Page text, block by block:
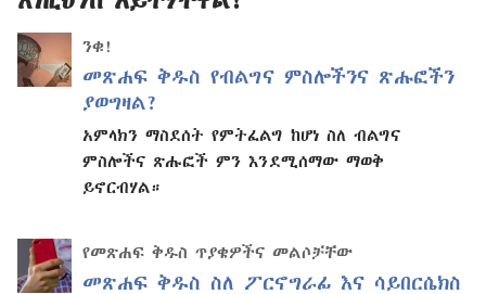
ንቁ!
መጽሐፍ ቅዱስ የብልግና ምስሎችንና ጽሑፎችን
ያወግዛል?
አምላክን ማስደሰት የምትፈልግ ከሆነ ስለ ብልግና
ምስሎችና ጽሑፎች ምን እንደሚሰማው ማወቅ
ይኖርብሃል።
የመጽሐፍ ቅዱስ ጥያቄዎችና መልሶቻቸው
መጽሐፍ ቅዱስ ስለ ፖርኖግራፊ እና ሳይበርሴክስ